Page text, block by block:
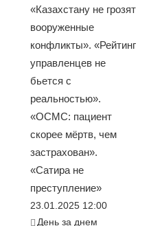
«Казахстану не грозят
вооруженные
конфликты». «Рейтинг
управленцев не
бьется с
реальностью».
«ОСМС: пациент
скорее мёртв, чем
застрахован».
«Сатира не
преступление»
23.01.2025 12:00
День за днем